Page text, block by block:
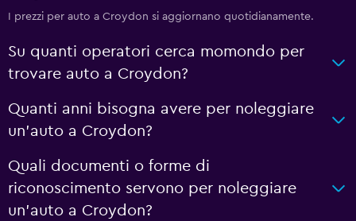
I prezzi per auto a Croydon si aggiornano quotidianamente.
Su quanti operatori cerca momondo per
trovare auto a Croydon?
Quanti anni bisogna avere per noleggiare
un'auto a Croydon?
Quali documenti o forme di
riconoscimento servono per noleggiare
un'auto a Croydon?